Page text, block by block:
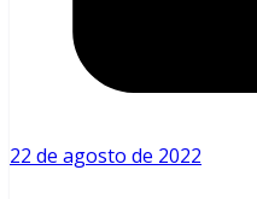
22 de agosto de 2022